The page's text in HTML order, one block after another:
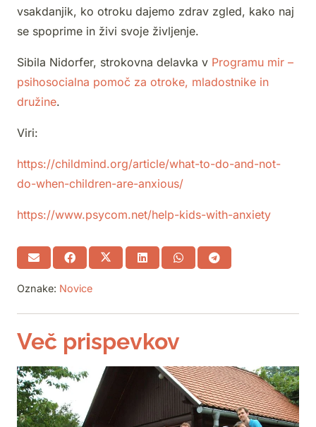
vsakdanjik, ko otroku dajemo zdrav zgled, kako naj
se spoprime in živi svoje življenje.
Sibila Nidorfer, strokovna delavka v Programu mir –
psihosocialna pomoč za otroke, mladostnike in
družine.
Viri:
https://childmind.org/article/what-to-do-and-not-
do-when-children-are-anxious/
https://www.psycom.net/help-kids-with-anxiety
Oznake: Novice
Več prispevkov